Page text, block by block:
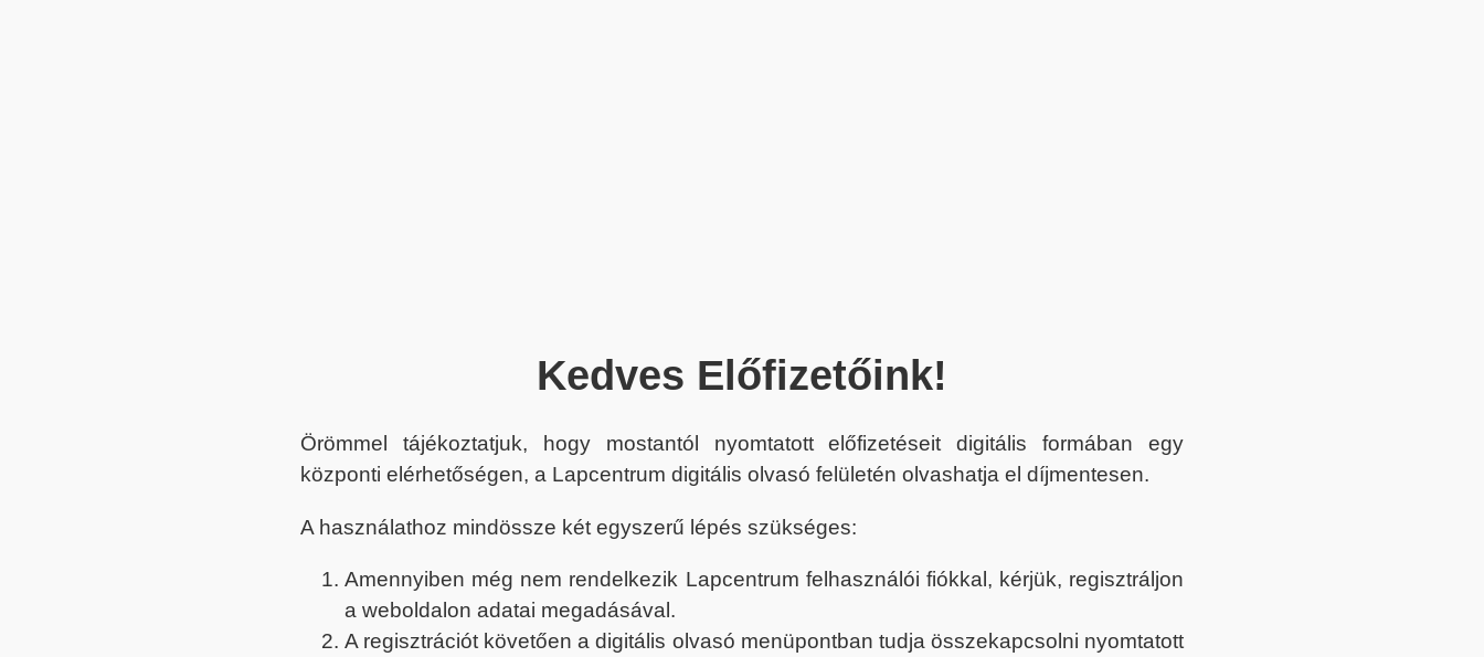
Kedves Előfizetőink!
Örömmel tájékoztatjuk, hogy mostantól nyomtatott előfizetéseit digitális formában egy
központi elérhetőségen, a Lapcentrum digitális olvasó felületén olvashatja el díjmentesen.
A használathoz mindössze két egyszerű lépés szükséges:
Amennyiben még nem rendelkezik Lapcentrum felhasználói fiókkal, kérjük, regisztráljon
a weboldalon adatai megadásával.
A regisztrációt követően a digitális olvasó menüpontban tudja összekapcsolni nyomtatott